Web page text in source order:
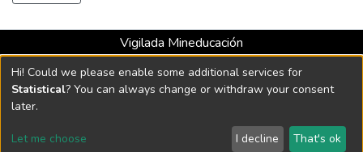
Vigilada Mineducación
Universidad con Acreditación Institucional hasta 2026 -
Resolución MEN 2158 de 2018
DSpace software copyright © 2002-2026 LYRASIS
Hi! Could we please enable some additional services for
Statistical? You can always change or withdraw your consent
later.
Let me choose I decline That's ok